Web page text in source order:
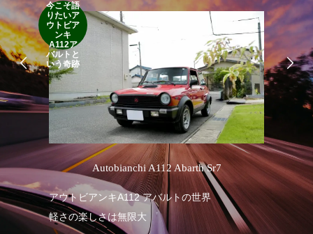
今こそ語
りたいア
ウトビア
ンキ
A112ア
バルトと
いう奇跡
Autobianchi A112 Abarth Sr7
アウトビアンキA112 アバルトの世界
軽さの楽しさは無限大